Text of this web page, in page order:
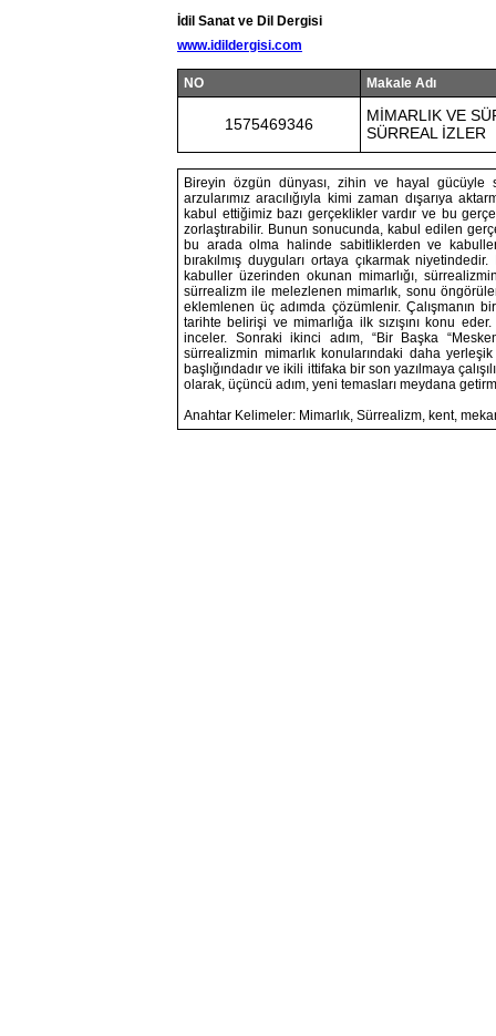
İdil Sanat ve Dil Dergisi
www.idildergisi.com
NO Makale Adı
1575469346
MİMARLIK VE
SÜRREAL İZLER
Bireyin özgün dünyası, zihin ve hayal gücüyle
arzularımız aracılığıyla kimi zaman dışarıya
kabul ettiğimiz bazı gerçeklikler vardır ve bu
zorlaştırabilir. Bunun sonucunda, kabul edilen
bu arada olma halinde sabitliklerden ve
bırakılmış duyguları ortaya çıkarmak
kabuller üzerinden okunan mimarlığı,
sürrealizm ile melezlenen mimarlık, sonu
eklemlenen üç adımda çözümlenir. Çalışmanın
tarihte belirişi ve mimarlığa ilk sızışını konu
inceler. Sonraki ikinci adım, “Bir Başka
sürrealizmin mimarlık konularındaki daha yerleşik
başlığındadır ve ikili ittifaka bir son yazılmaya
olarak, üçüncü adım, yeni temasları meydana
Anahtar Kelimeler: Mimarlık, Sürrealizm, kent,